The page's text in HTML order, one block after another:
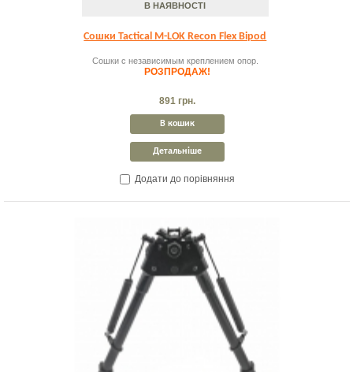
В НАЯВНОСТІ
Сошки Tactical M-LOK Recon Flex Bipod
Сошки с независимым креплением опор.
РОЗПРОДАЖ!
891 грн.
В кошик
Детальніше
Додати до порівняння